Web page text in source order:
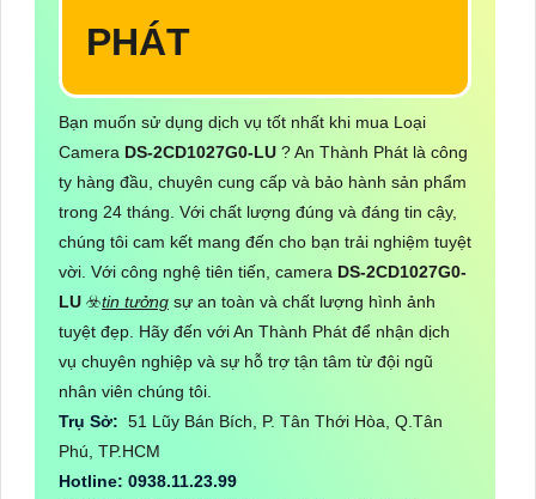
PHÁT
Bạn muốn sử dụng dịch vụ tốt nhất khi mua Loại
Camera DS-2CD1027G0-LU ? An Thành Phát là công
ty hàng đầu, chuyên cung cấp và bảo hành sản phẩm
trong 24 tháng. Với chất lượng đúng và đáng tin cậy,
chúng tôi cam kết mang đến cho bạn trải nghiệm tuyệt
vời. Với công nghệ tiên tiến, camera DS-2CD1027G0-
LU ☣️tin tưởng sự an toàn và chất lượng hình ảnh
tuyệt đẹp. Hãy đến với An Thành Phát để nhận dịch
vụ chuyên nghiệp và sự hỗ trợ tận tâm từ đội ngũ
nhân viên chúng tôi.
Trụ Sở: 51 Lũy Bán Bích, P. Tân Thới Hòa, Q.Tân
Phú, TP.HCM
Hotline: 0938.11.23.99